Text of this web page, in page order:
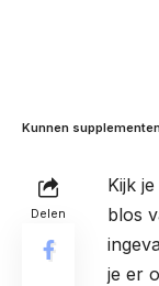
Kunnen
Delen
Kijk
blos
je er